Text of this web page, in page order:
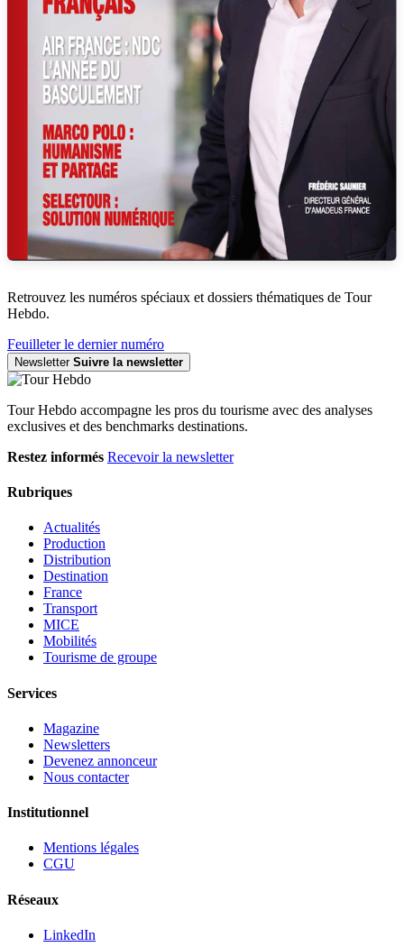
Retrouvez les numéros spéciaux et dossiers thématiques de Tour
Hebdo.
Feuilleter le dernier numéro
Newsletter Suivre la newsletter
Tour Hebdo accompagne les pros du tourisme avec des analyses
exclusives et des benchmarks destinations.
Restez informés Recevoir la newsletter
Rubriques
Actualités
Production
Distribution
Destination
France
Transport
MICE
Mobilités
Tourisme de groupe
Services
Magazine
Newsletters
Devenez annonceur
Nous contacter
Institutionnel
Mentions légales
CGU
Réseaux
LinkedIn